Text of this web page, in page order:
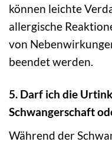
können leichte
allergische
von
beendet werden.
5. Darf ich die
Schwangerschaft
Während der